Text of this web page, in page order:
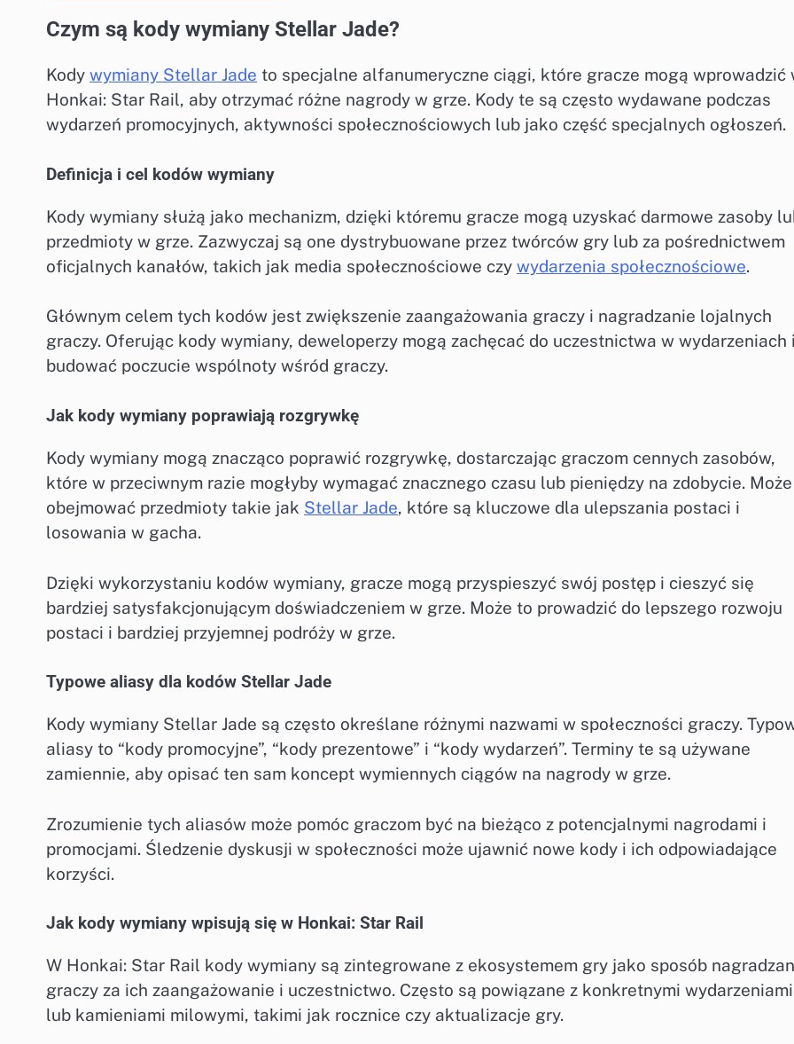
Czym są kody wymiany Stellar Jade?
Kody wymiany Stellar Jade to specjalne alfanumeryczne ciągi, które gracze mogą wprowadzić
Honkai: Star Rail, aby otrzymać różne nagrody w grze. Kody te są często wydawane podczas
wydarzeń promocyjnych, aktywności społecznościowych lub jako część specjalnych ogłoszeń.
Definicja i cel kodów wymiany
Kody wymiany służą jako mechanizm, dzięki któremu gracze mogą uzyskać darmowe zasoby
przedmioty w grze. Zazwyczaj są one dystrybuowane przez twórców gry lub za pośrednictwem
oficjalnych kanałów, takich jak media społecznościowe czy wydarzenia społecznościowe.
Głównym celem tych kodów jest zwiększenie zaangażowania graczy i nagradzanie lojalnych
graczy. Oferując kody wymiany, deweloperzy mogą zachęcać do uczestnictwa w wydarzeniach
budować poczucie wspólnoty wśród graczy.
Jak kody wymiany poprawiają rozgrywkę
Kody wymiany mogą znacząco poprawić rozgrywkę, dostarczając graczom cennych zasobów,
które w przeciwnym razie mogłyby wymagać znacznego czasu lub pieniędzy na zdobycie.
obejmować przedmioty takie jak Stellar Jade, które są kluczowe dla ulepszania postaci i
losowania w gacha.
Dzięki wykorzystaniu kodów wymiany, gracze mogą przyspieszyć swój postęp i cieszyć się
bardziej satysfakcjonującym doświadczeniem w grze. Może to prowadzić do lepszego rozwoju
postaci i bardziej przyjemnej podróży w grze.
Typowe aliasy dla kodów Stellar Jade
Kody wymiany Stellar Jade są często określane różnymi nazwami w społeczności graczy.
aliasy to “kody promocyjne”, “kody prezentowe” i “kody wydarzeń”. Terminy te są używane
zamiennie, aby opisać ten sam koncept wymiennych ciągów na nagrody w grze.
Zrozumienie tych aliasów może pomóc graczom być na bieżąco z potencjalnymi nagrodami i
promocjami. Śledzenie dyskusji w społeczności może ujawnić nowe kody i ich odpowiadające
korzyści.
Jak kody wymiany wpisują się w Honkai: Star Rail
W Honkai: Star Rail kody wymiany są zintegrowane z ekosystemem gry jako sposób
graczy za ich zaangażowanie i uczestnictwo. Często są powiązane z konkretnymi wydarzeniami
lub kamieniami milowymi, takimi jak rocznice czy aktualizacje gry.